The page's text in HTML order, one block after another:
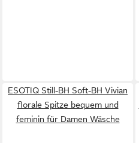
ESOTIQ Still-BH Soft-BH Vivian
florale Spitze bequem und
feminin für Damen Wäsche